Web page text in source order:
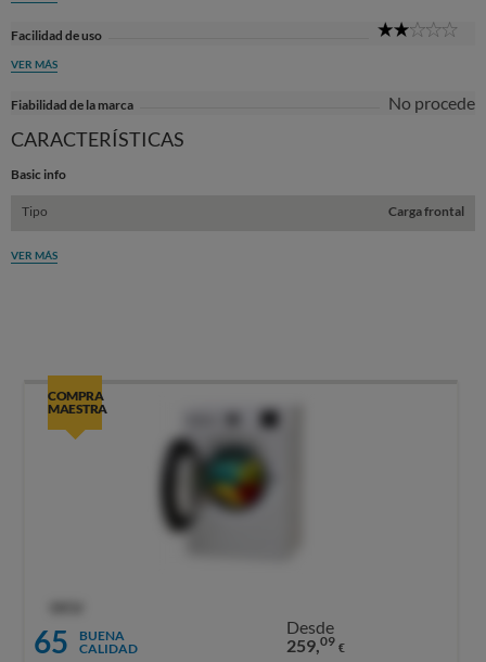
Facilidad de uso
VER MÁS
Fiabilidad de la marca No procede
CARACTERÍSTICAS
Basic info
Tipo Carga frontal
VER MÁS
COMPRA
MAESTRA
65
BUENA
CALIDAD
Desde
259,09 €